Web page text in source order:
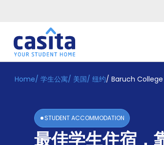
Home ZH USD
入
Booking
Accommodation
Home/ 学生公寓/ 美国/ 纽约/ Baruch College
STUDENT ACCOMMODATION
最佳学生住宿，